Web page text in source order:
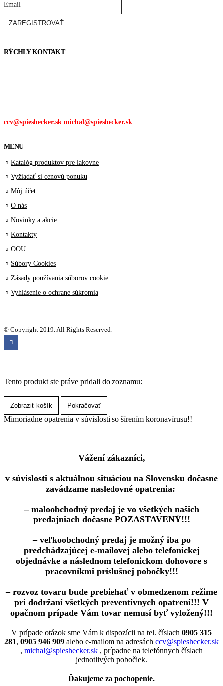
Email
RÝCHLY KONTAKT
ccv@spieshecker.sk michal@spieshecker.sk
MENU
Katalóg produktov pre lakovne
Vyžiadať si cenovú ponuku
Môj účet
O nás
Novinky a akcie
Kontakty
OOU
Súbory Cookies
Zásady používania súborov cookie
Vyhlásenie o ochrane súkromia
© Copyright 2019. All Rights Reserved.
Tento produkt ste práve pridali do zoznamu:
Zobraziť košík Pokračovať
Mimoriadne opatrenia v súvislosti so šírením koronavírusu!!
Vážení zákazníci,
v súvislosti s aktuálnou situáciou na Slovensku dočasne
zavádzame nasledovné opatrenia:
– maloobchodný predaj je vo všetkých našich
predajniach dočasne POZASTAVENÝ!!!
– veľkoobchodný predaj je možný iba po
predchádzajúcej e-mailovej alebo telefonickej
objednávke a následnom telefonickom dohovore s
pracovníkmi príslušnej pobočky!!!
– rozvoz tovaru bude prebiehať v obmedzenom režime
pri dodržaní všetkých preventívnych opatrení!!! V
opačnom prípade Vám tovar nemusí byť vyložený!!!
V prípade otázok sme Vám k dispozícii na tel. číslach 0905 315
281, 0905 946 909 alebo e-mailom na adresách ccv@spieshecker.sk
, michal@spieshecker.sk , prípadne na telefónnych číslach
jednotlivých pobočiek.
Ďakujeme za pochopenie.